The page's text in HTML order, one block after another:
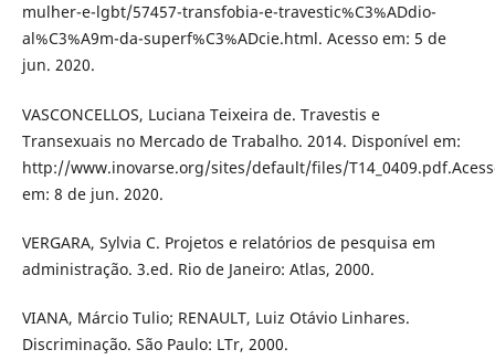
mulher-e-lgbt/57457-transfobia-e-travestic%C3%ADdio-
al%C3%A9m-da-superf%C3%ADcie.html. Acesso em: 5 de
jun. 2020.
VASCONCELLOS, Luciana Teixeira de. Travestis e
Transexuais no Mercado de Trabalho. 2014. Disponível em:
http://www.inovarse.org/sites/default/files/
em: 8 de jun. 2020.
VERGARA, Sylvia C. Projetos e relatórios de pesquisa em
administração. 3.ed. Rio de Janeiro: Atlas, 2000.
VIANA, Márcio Tulio; RENAULT, Luiz Otávio Linhares.
Discriminação. São Paulo: LTr, 2000.